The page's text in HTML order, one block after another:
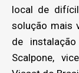
local de
solução mais
de
Scalpone,